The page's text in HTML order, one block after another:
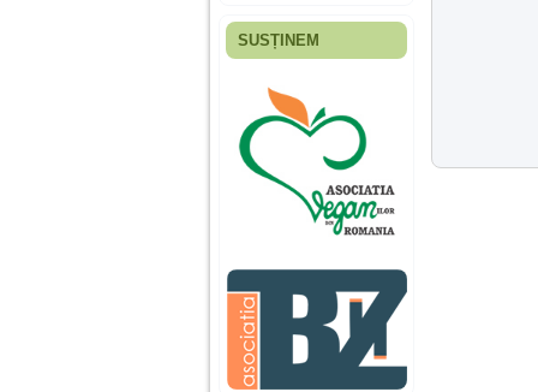
Fiica mea s-a nascut
ani, privind in urma
realizez cat de multe
greseli am facut in
educatia si cresterea
ei, am fost o mama
egoista, preocupata
de implinirea
profesionala, cand ea
era mica am neglijat-
agresiva, orice
greseala era taxata cu
o palma sau pedepse.
De 4 ani am o relatie
SUSȚINEM